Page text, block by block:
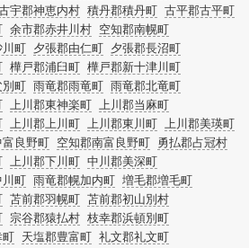
宇郡神恵内村 積丹郡積丹町 古平郡古平町
余市郡赤井川村 空知郡南幌町
川町 夕張郡由仁町 夕張郡長沼町
樺戸郡浦臼町 樺戸郡新十津川町
別町 雨竜郡雨竜町 雨竜郡北竜町
上川郡東神楽町 上川郡当麻町
上川郡上川町 上川郡東川町 上川郡美瑛町
富良野町 空知郡南富良野町 勇払郡占冠村
上川郡下川町 中川郡美深町
川町 雨竜郡幌加内町 増毛郡増毛町
苫前郡羽幌町 苫前郡初山別村
宗谷郡猿払村 枝幸郡浜頓別町
町 天塩郡豊富町 礼文郡礼文町